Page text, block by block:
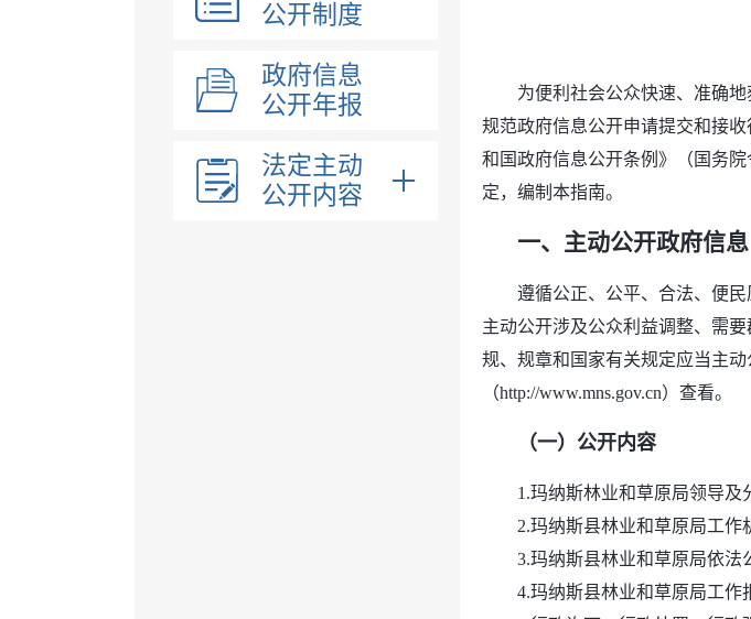
公开制度
政府信息
公开年报
法定主动
公开内容
为便利社会公众快速、准确
规范政府信息公开申请提交和接
和国政府信息公开条例》（国务
定，编制本指南。
一、主动公开政府信息
遵循公正、公平、合法、便
主动公开涉及公众利益调整、需
规、规章和国家有关规定应当主
（http://www.mns.gov.cn）查看。
（一）公开内容
1.玛纳斯林业和草原局领导及
2.玛纳斯县林业和草原局工作
3.玛纳斯县林业和草原局依法
4.玛纳斯县林业和草原局工作